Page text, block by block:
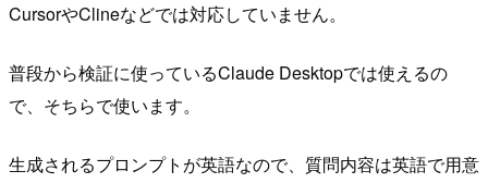
CursorやClineなどでは対応していません。
普段から検証に使っているClaude Desktopでは使えるの
で、そちらで使います。
生成されるプロンプトが英語なので、質問内容は英語で用意